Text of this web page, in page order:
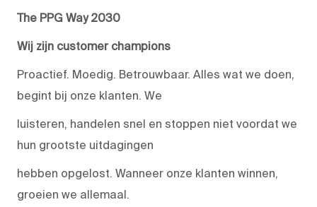
The PPG Way 2030
Wij zijn customer champions
Proactief. Moedig. Betrouwbaar. Alles wat we doen,
begint bij onze klanten. We
luisteren, handelen snel en stoppen niet voordat we
hun grootste uitdagingen
hebben opgelost. Wanneer onze klanten winnen,
groeien we allemaal.